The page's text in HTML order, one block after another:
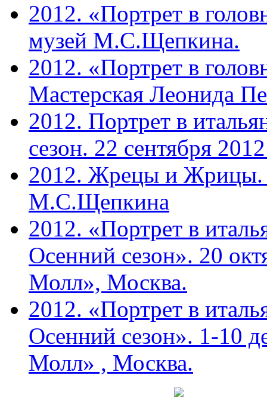
2012. «Портрет в
музей М.С.Щепкина.
2012. «Портрет в
Мастерская Леонида
2012. Портрет в
сезон. 22 сентября
2012. Жрецы и Жрицы.
М.С.Щепкина
2012. «Портрет в
Осенний сезон». 20
Молл», Москва.
2012. «Портрет в
Осенний сезон». 1-10
Молл» , Москва.